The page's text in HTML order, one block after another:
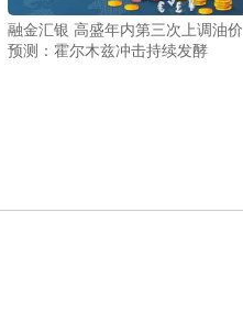
融金汇银 高盛年内第三次上调油价
预测：霍尔木兹冲击持续发酵